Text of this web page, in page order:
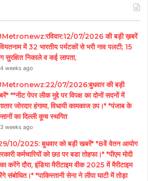
07/2026 की बड़ी ख़बरें
में 32 भारतीय पर्यटकों से भरी नाव पलटी; 15
सुरक्षित निकाले व कई लापता,
4 weeks ago
07/2026:बुधवार की बड़ी
**नीट पेपर लीक मुद्दे पर विपक्ष का दोनों सदनों में
जोरदार हंगामा, विधायी कामकाज ठप।* *पंजाब के
का दिल्ली कूच स्थगित
3 weeks ago
2025: बुधवार को बड़ी खबरें* *8वें वेतन आयोग
कर्मचारियों को छठ पर बडा तोहफा।* *पीएम मोदी
दौरा, इंडिया मैरीटाइम वीक 2025 में मैरीटाइम
संबोधित।* *पाकिस्तानी सेना ने लीपा घाटी में तोड़ा